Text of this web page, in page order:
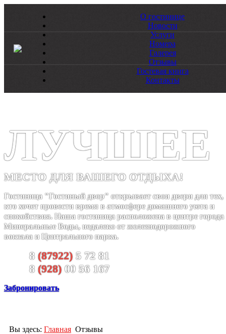
О гостинице
Новости
Услуги
Номера
Галерея
Отзывы
Гостевая книга
Контакты
ЛУЧШЕЕ
МЕСТО ДЛЯ ВАШЕГО ОТДЫХА!
Гостиница "Гостиный двор" открывает свои двери для тех,
кто хочет провести время в атмосфере домашнего уюта и
спокойствия. Наша гостиница расположена в центре города
Минеральные Воды, недалеко от железнодорожного
вокзала и Центрального парка.
8 (87922)5 72 81
8 (928)00 56 167
Забронировать
Вы здесь: Главная Отзывы